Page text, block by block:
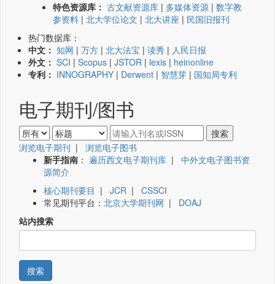
特色资源库： 古文献资源库 | 多媒体资源 | 数字教
参资料 | 北大学位论文 | 北大讲座 | 民国旧报刊
热门数据库：
中文： 知网 | 万方 | 北大法宝 | 读秀 | 人民日报
外文： SCI | Scopus | JSTOR | lexis | heinonline
专利： INNOGRAPHY | Derwent | 智慧芽 | 国知局专利
电子期刊/图书
浏览电子期刊 | 浏览电子图书
新手指南 ： 遍历西文电子期刊库 | 中外文电子图书资
源简介
核心期刊要目 | JCR | CSSCI
常见期刊平台： 北京大学期刊网 | DOAJ
站内搜索
搜索